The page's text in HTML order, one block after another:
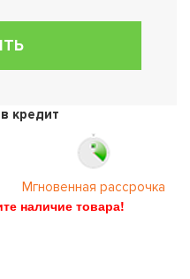
кредит
Мгновенная рассрочка
наличие товара!